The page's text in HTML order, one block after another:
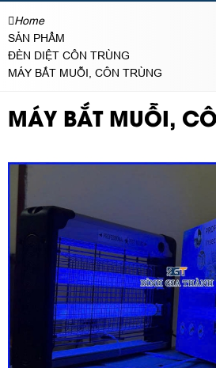
Home
SẢN PHẨM
ĐÈN DIỆT CÔN TRÙNG
MÁY BẮT MUỖI, CÔN TRÙNG
MÁY BẮT MUỖI,